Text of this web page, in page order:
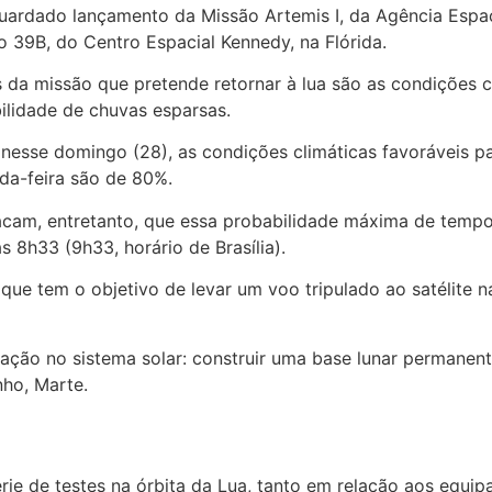
lançamento da Missão Artemis I, da Agência
do Centro Espacial Kennedy, na Flórida.
missão que pretende retornar à lua são as condições
de chuvas esparsas.
domingo (28), as condições climáticas favoráveis
feira são de 80%.
entretanto, que essa probabilidade máxima de
8h33 (9h33, horário de Brasília).
tem o objetivo de levar um voo tripulado ao satélite
no sistema solar: construir uma base lunar
Marte.
de testes na órbita da Lua, tanto em relação aos